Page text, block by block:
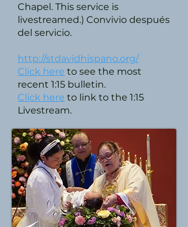
Chapel. This service is
livestreamed.) Convivio después
del servicio.
http://stdavidhispano.org/
Click here to see the most
recent 1:15 bulletin.
Click here to link to the 1:15
Livestream.